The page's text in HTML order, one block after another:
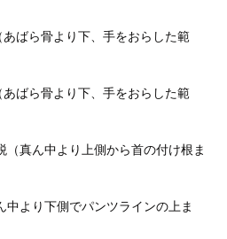
ばら骨より下、手をおらした範
ばら骨より下、手をおらした範
真ん中より上側から首の付け根ま
中より下側でパンツラインの上ま